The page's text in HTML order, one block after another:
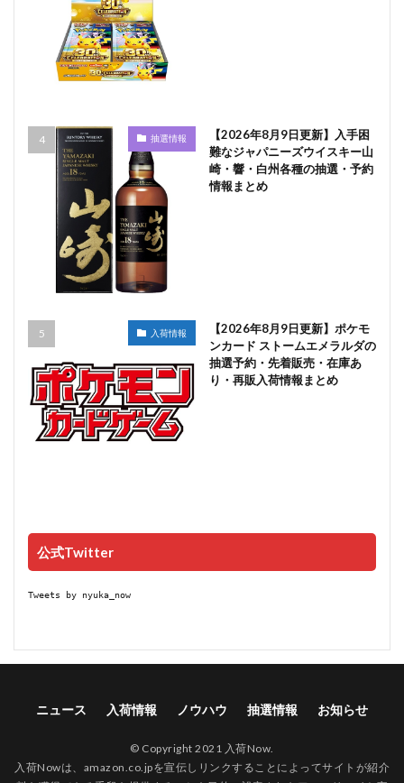
抽選情報
【2026年8月9日更新】入手困
難なジャパニーズウイスキー山
崎・響・白州各種の抽選・予約
情報まとめ
入荷情報
【2026年8月9日更新】ポケモ
ンカード ストームエメラルダの
抽選予約・先着販売・在庫あ
り・再販入荷情報まとめ
公式Twitter
Tweets by nyuka_now
ニュース 入荷情報 ノウハウ 抽選情報 お知らせ
© Copyright 2021 入荷Now.
入荷Nowは、amazon.co.jpを宣伝しリンクすることによってサイトが紹介